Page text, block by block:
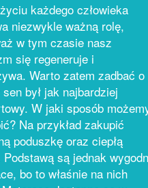
każdego człowieka
niezwykle ważną rolę,
w tym czasie nasz
się regeneruje i
Warto zatem zadbać o
był jak najbardziej
W jaki sposób
Na przykład zakupić
poduszkę oraz ciepłą
Podstawą są jednak
bo to właśnie na nich